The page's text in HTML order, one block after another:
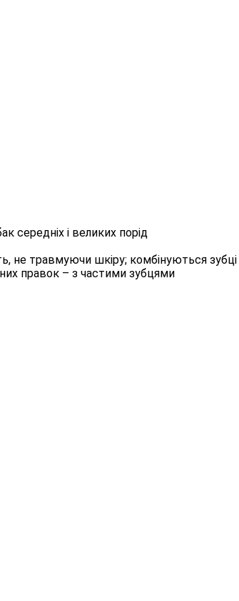
середніх і великих порід
не травмуючи шкіру; комбінуються
правок – з частими зубцями